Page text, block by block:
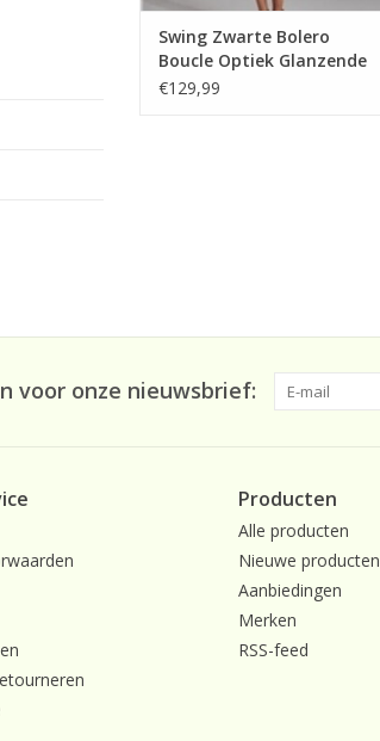
Swing Zwarte Bolero
Boucle Optiek Glanzende
uitstraling
€129,99
voor onze nieuwsbrief:
Producten
Alle producten
Nieuwe producten
Aanbiedingen
Merken
RSS-feed